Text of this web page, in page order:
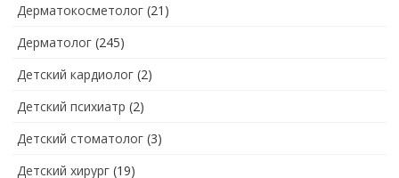
Дерматокосметолог (21)
Дерматолог (245)
Детский кардиолог (2)
Детский психиатр (2)
Детский стоматолог (3)
Детский хирург (19)